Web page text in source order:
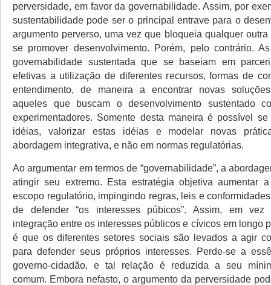
perversidade, em favor da governabilidade. Assim, por
sustentabilidade pode ser o principal entrave para o
argumento perverso, uma vez que bloqueia qualquer
se promover desenvolvimento. Porém, pelo contrário.
governabilidade sustentada que se baseiam em
efetivas a utilização de diferentes recursos, formas de
entendimento, de maneira a encontrar novas
aqueles que buscam o desenvolvimento sustentado
experimentadores. Somente desta maneira é possível
idéias, valorizar estas idéias e modelar novas
abordagem integrativa, e não em normas regulatórias.
Ao argumentar em termos de “governabilidade”, a
atingir seu extremo. Esta estratégia objetiva aumentar
escopo regulatório, impingindo regras, leis e
de defender “os interesses púbicos”. Assim, em
integração entre os interesses públicos e cívicos em longo
é que os diferentes setores sociais são levados a agir
para defender seus próprios interesses. Perde-se a
governo-cidadão, e tal relação é reduzida a seu
comum. Embora nefasto, o argumento da perversidade